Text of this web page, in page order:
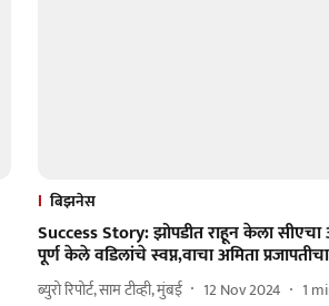
बिझनेस
Success Story: झोपडीत राहून केला सीएचा
पूर्ण केले वडिलांचे स्वप्न,वाचा अमिता
ब्युरो रिपोर्ट, साम टीव्ही, मुंबई 12 Nov 2024 1